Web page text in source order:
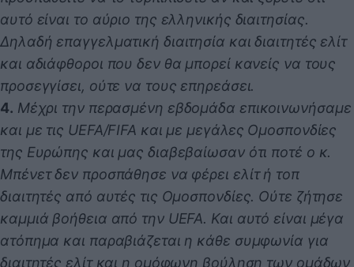
αυτό είναι το αύριο της ελληνικής διαιτησίας.
Δηλαδή επαγγελματική διαιτησία και διαιτητές ελίτ
και αδιάφθοροι που δεν θα μπορεί κανείς να τους
προσεγγίσει, ούτε να τους επηρεάσει.
4. Μέχρι την περασμένη εβδομάδα επικοινωνήσαμε
και με τις UEFA/FIFA και με μεγάλες Ομοσπονδίες
της Ευρώπης και μας διαβεβαίωσαν ότι ποτέ ο κ.
Μπένετ δεν προσπάθησε να φέρει ελίτ ή τοπ
διαιτητές από αυτές τις Ομοσπονδίες. Ούτε ζήτησε
καμμιά βοήθεια από την UEFA. Και αυτό είναι μέγα
ατόπημα και παραβιάζεται η κάθε συμφωνία για
διαιτητές ελίτ και η ομόφωνη βούληση των ομάδων